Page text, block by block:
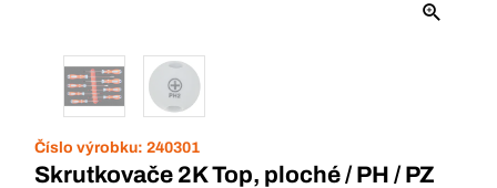
Číslo výrobku: 240301
Skrutkovače 2K Top, ploché / PH / PZ